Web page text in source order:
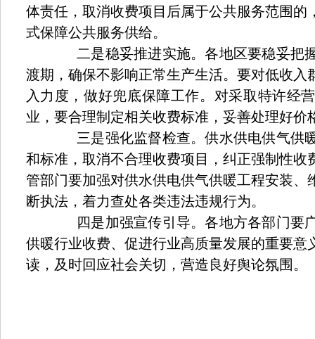
体责任，取消收费项目后属于公共服务范围的
式保障公共服务供给。
二是稳妥推进实施。各地区要稳妥把
渡期，确保不影响正常生产生活。要对低收入
入力度，做好兜底保障工作。对采取特许经
业，要合理制定相关收费标准，妥善处理好价
三是强化监督检查。供水供电供气供
和标准，取消不合理收费项目，纠正强制性收
管部门要加强对供水供电供气供暖工程安装、
断执法，着力查处各类违法违规行为。
四是加强宣传引导。各地方各部门要
供暖行业收费、促进行业高质量发展的重要意
读，及时回应社会关切，营造良好舆论氛围。